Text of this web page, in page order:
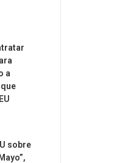
a
sobre